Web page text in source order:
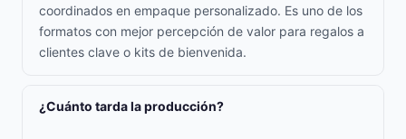
coordinados en empaque personalizado. Es uno de los
formatos con mejor percepción de valor para regalos a
clientes clave o kits de bienvenida.
¿Cuánto tarda la producción?